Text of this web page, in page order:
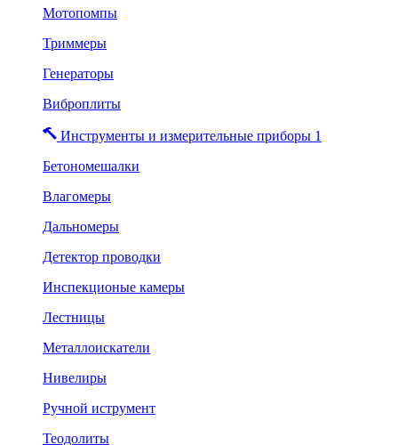
Мотопомпы
Триммеры
Генераторы
Виброплиты
Инструменты и измерительные приборы 1
Бетономешалки
Влагомеры
Дальномеры
Детектор проводки
Инспекционые камеры
Лестницы
Металлоискатели
Нивелиры
Ручной иструмент
Теодолиты